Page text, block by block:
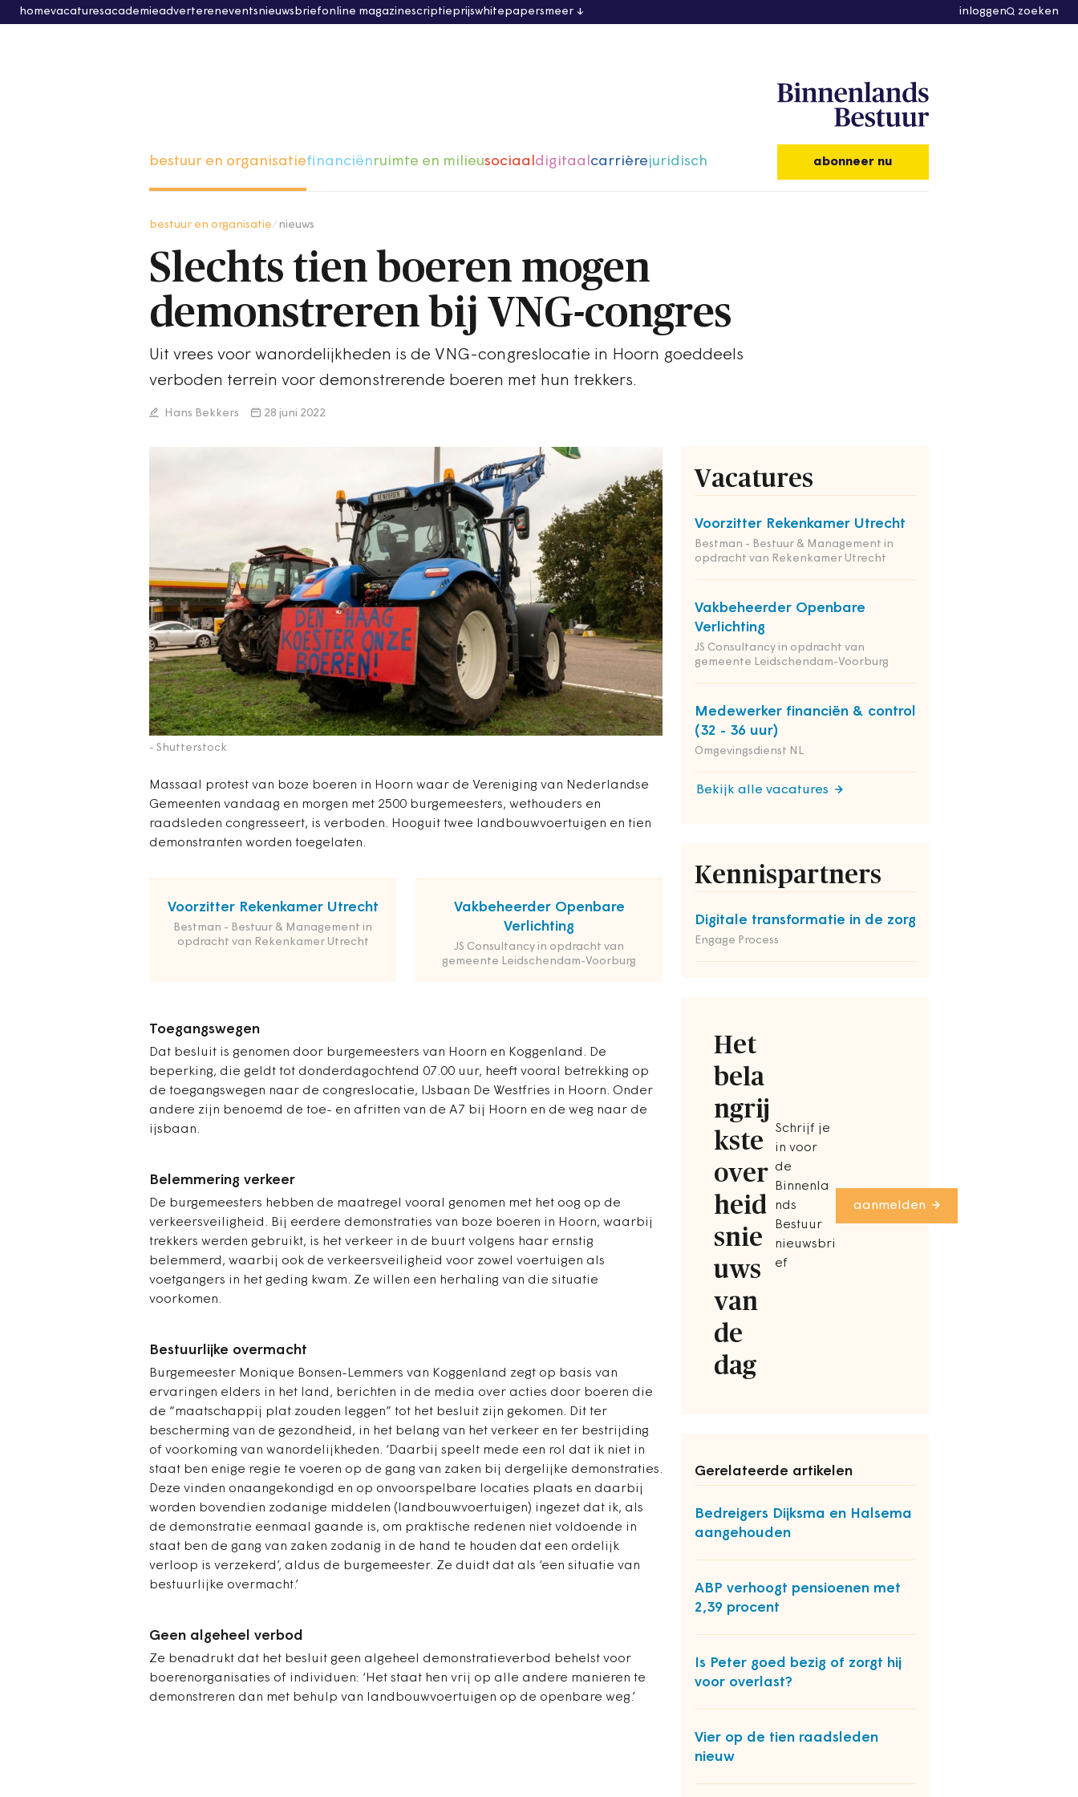
homevacaturesacademieadvertereneventsnieuwsbriefonline magazinescriptieprijswhitepapersmeer inloggen zoeken
bestuur en organisatiefinanciënruimte en milieusociaaldigitaalcarrièrejuridisch abonneer nu
bestuur en organisatie nieuws
Slechts tien boeren mogen
demonstreren bij VNG-congres
Uit vrees voor wanordelijkheden is de VNG-congreslocatie in Hoorn goeddeels
verboden terrein voor demonstrerende boeren met hun trekkers.
Hans Bekkers 28 juni 2022
- Shutterstock
Massaal protest van boze boeren in Hoorn waar de Vereniging van Nederlandse
Gemeenten vandaag en morgen met 2500 burgemeesters, wethouders en
raadsleden congresseert, is verboden. Hooguit twee landbouwvoertuigen en tien
demonstranten worden toegelaten.
Voorzitter Rekenkamer Utrecht
Bestman - Bestuur & Management in
opdracht van Rekenkamer Utrecht
Vakbeheerder Openbare
Verlichting
JS Consultancy in opdracht van
gemeente Leidschendam-Voorburg
Toegangswegen
Dat besluit is genomen door burgemeesters van Hoorn en Koggenland. De
beperking, die geldt tot donderdagochtend 07.00 uur, heeft vooral betrekking op
de toegangswegen naar de congreslocatie, IJsbaan De Westfries in Hoorn. Onder
andere zijn benoemd de toe- en afritten van de A7 bij Hoorn en de weg naar de
ijsbaan.
Vacatures
Voorzitter Rekenkamer Utrecht
Bestman - Bestuur & Management in
opdracht van Rekenkamer Utrecht
Vakbeheerder Openbare
Verlichting
JS Consultancy in opdracht van
gemeente Leidschendam-Voorburg
Medewerker financiën & control
(32 - 36 uur)
Omgevingsdienst NL
Bekijk alle vacatures
Kennispartners
Digitale transformatie in de zorg
Engage Process
Het
bela
ngrij
kste
over
heid
snie
uws
van
de
dag
Schrijf je
in voor
de
Binnenla
nds
Bestuur
nieuwsbri
ef
aanmelden
Gerelateerde artikelen
Bedreigers Dijksma en Halsema
aangehouden
ABP verhoogt pensioenen met
2,39 procent
Is Peter goed bezig of zorgt hij
voor overlast?
Vier op de tien raadsleden
nieuw
Belemmering verkeer
De burgemeesters hebben de maatregel vooral genomen met het oog op de
verkeersveiligheid. Bij eerdere demonstraties van boze boeren in Hoorn, waarbij
trekkers werden gebruikt, is het verkeer in de buurt volgens haar ernstig
belemmerd, waarbij ook de verkeersveiligheid voor zowel voertuigen als
voetgangers in het geding kwam. Ze willen een herhaling van die situatie
voorkomen.
Bestuurlijke overmacht
Burgemeester Monique Bonsen-Lemmers van Koggenland zegt op basis van
ervaringen elders in het land, berichten in de media over acties door boeren die
de “maatschappij plat zouden leggen” tot het besluit zijn gekomen. Dit ter
bescherming van de gezondheid, in het belang van het verkeer en ter bestrijding
of voorkoming van wanordelijkheden. ‘Daarbij speelt mede een rol dat ik niet in
staat ben enige regie te voeren op de gang van zaken bij dergelijke demonstraties.
Deze vinden onaangekondigd en op onvoorspelbare locaties plaats en daarbij
worden bovendien zodanige middelen (landbouwvoertuigen) ingezet dat ik, als
de demonstratie eenmaal gaande is, om praktische redenen niet voldoende in
staat ben de gang van zaken zodanig in de hand te houden dat een ordelijk
verloop is verzekerd’, aldus de burgemeester. Ze duidt dat als ‘een situatie van
bestuurlijke overmacht.’
Geen algeheel verbod
Ze benadrukt dat het besluit geen algeheel demonstratieverbod behelst voor
boerenorganisaties of individuen: ‘Het staat hen vrij op alle andere manieren te
demonstreren dan met behulp van landbouwvoertuigen op de openbare weg.’